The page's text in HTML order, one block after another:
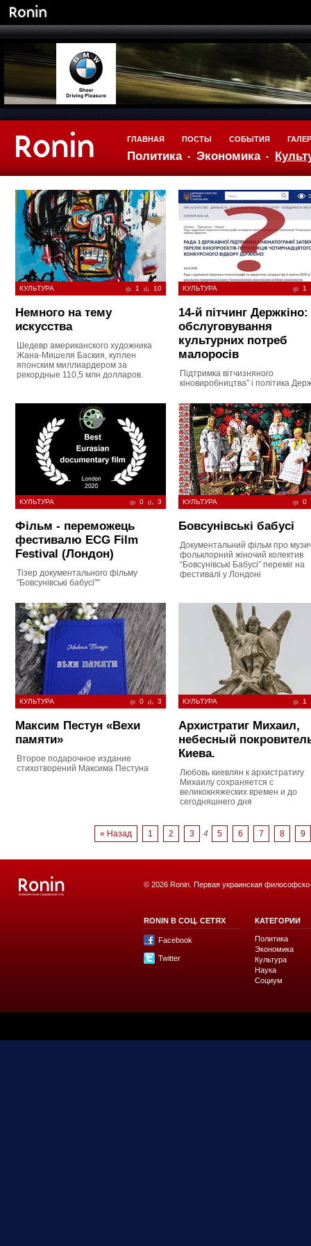
ГЛАВНАЯ
Политика Экономика
ПОСТЫ СОБЫТИЯ
КУЛЬТУРА 1 10
Немного на тему
искусства
Шедевр американского художника
Жана-Мишеля Баския, куплен
японским миллиардером за
рекордные 110,5 млн долларов.
КУЛЬТУРА 1
14-й пітчинг Держкіно:
обслуговування
культурних потреб
малоросів
Підтримка вітчизняного
кіновиробництва” і політика
КУЛЬТУРА 0 3
Фільм - переможець
фестивалю ECG Film
Festival (Лондон)
Тізер документального фільму
"Бовсунівські бабусі""
КУЛЬТУРА 0
Бовсунівські бабусі
Документальний фільм про
фольклорний жіночий колектив
“Бовсунівські Бабусі” переміг на
фестивалі у Лондоні
КУЛЬТУРА 0 3
Максим Пестун «Вехи
памяти»
Второе подарочное издание
стихотворений Максима Пестуна
КУЛЬТУРА 1
Архистратиг Михаил,
небесный
Киева.
Любовь киевлян к архистратигу
Михаилу сохраняется с
великокняжеских времен и до
сегодняшнего дня
« Назад 1 2 3 4 5 6 7 8 9
© 2026 Ronin. Первая украинская
RONIN В СОЦ. СЕТЯХ
Facebook
Twitter
КАТЕГОРИИ
Политика
Экономика
Культура
Наука
Социум